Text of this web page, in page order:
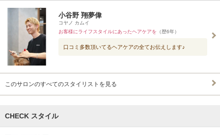
小谷野 翔夢偉
コヤノ カムイ
お客様にライフスタイルにあったヘアケアを （歴6年）
口コミ多数頂いてるヘアケアの全てお伝えします♪
このサロンのすべてのスタイリストを見る
CHECK スタイル